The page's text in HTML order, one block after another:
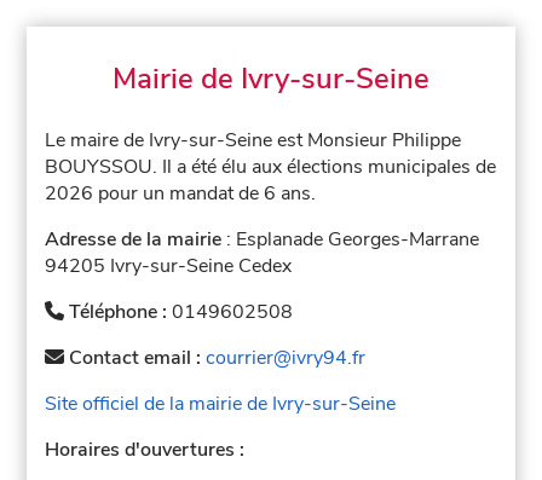
Mairie de Ivry-sur-Seine
Le maire de Ivry-sur-Seine est Monsieur Philippe
BOUYSSOU. Il a été élu aux élections municipales de
2026 pour un mandat de 6 ans.
Adresse de la mairie : Esplanade Georges-Marrane
94205 Ivry-sur-Seine Cedex
Téléphone :0149602508
Contact email :courrier@ivry94.fr
Site officiel de la mairie de Ivry-sur-Seine
Horaires d'ouvertures :